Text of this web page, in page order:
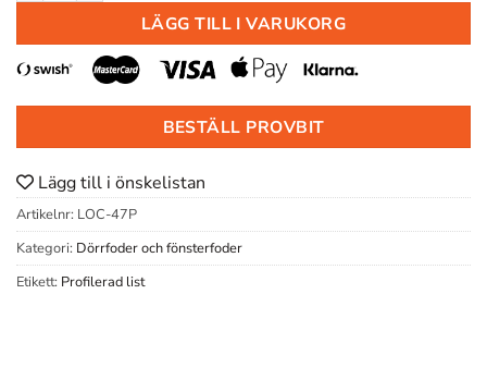
LÄGG TILL I VARUKORG
BESTÄLL PROVBIT
Lägg till i önskelistan
Artikelnr: LOC-47P
Kategori: Dörrfoder och fönsterfoder
Etikett: Profilerad list